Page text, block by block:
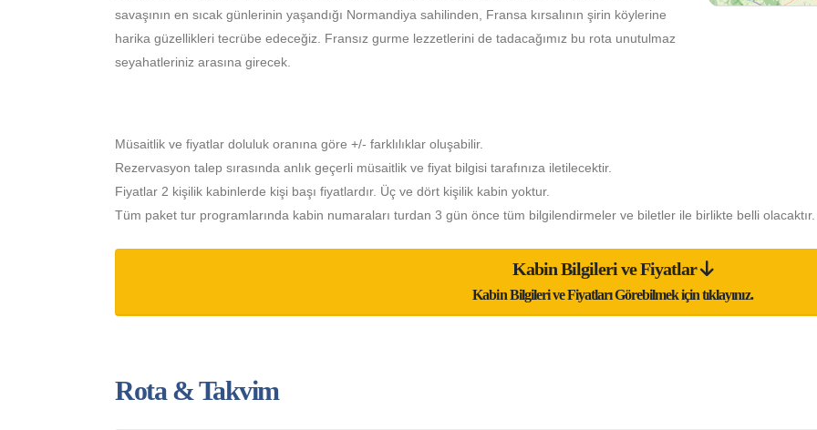
savaşının en sıcak günlerinin yaşandığı Normandiya sahilinden, Fransa kırsalının şirin köylerine
harika güzellikleri tecrübe edeceğiz. Fransız gurme lezzetlerini de tadacağımız bu rota unutulmaz
seyahatleriniz arasına girecek.
Müsaitlik ve fiyatlar doluluk oranına göre +/- farklılıklar oluşabilir.
Rezervasyon talep sırasında anlık geçerli müsaitlik ve fiyat bilgisi tarafınıza iletilecektir.
Fiyatlar 2 kişilik kabinlerde kişi başı fiyatlardır. Üç ve dört kişilik kabin yoktur.
Tüm paket tur programlarında kabin numaraları turdan 3 gün önce tüm bilgilendirmeler ve biletler ile birlikte belli olacaktır.
Kabin Bilgileri ve Fiyatlar
Kabin Bilgileri ve Fiyatları Görebilmek için tıklayınız.
Rota & Takvim